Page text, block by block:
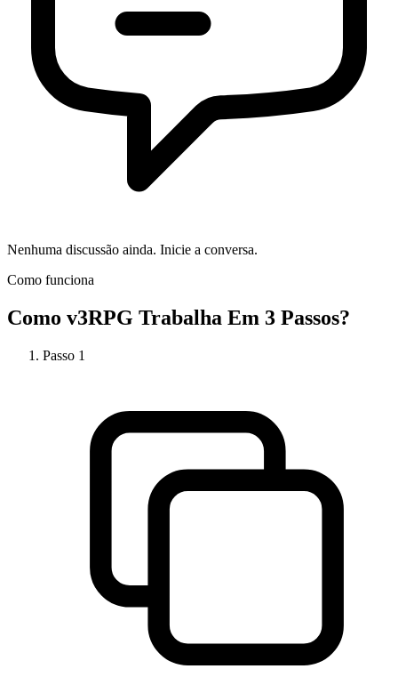
Nenhuma discussão ainda. Inicie a conversa.
Como funciona
Como v3RPG Trabalha Em 3 Passos?
Passo 1